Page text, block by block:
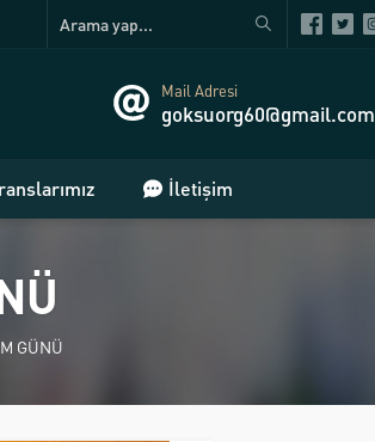
Mail Adresi
goksuorg60@gmail.com
İletişim
GÜNÜ